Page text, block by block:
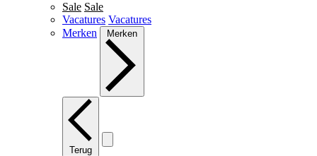
Sale Sale
Vacatures Vacatures
Merken
Merken
Terug